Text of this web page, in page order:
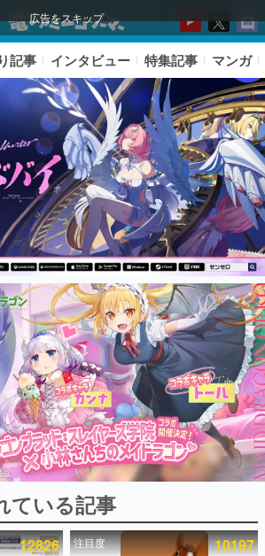
広告をスキップ
プ
ている記事ランキング
一覧
り記事
数が数千以上！ ページビュー数万以上！ などな
の人々に読まれた、電ファミ渾身の“殿堂入り”記
めました。
記事 インタビュー 特集記事 マンガ
ている記事
12826 注目度 10197